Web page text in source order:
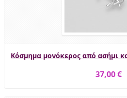
Κόσμημα μονόκερος από ασήμι
37,00 €